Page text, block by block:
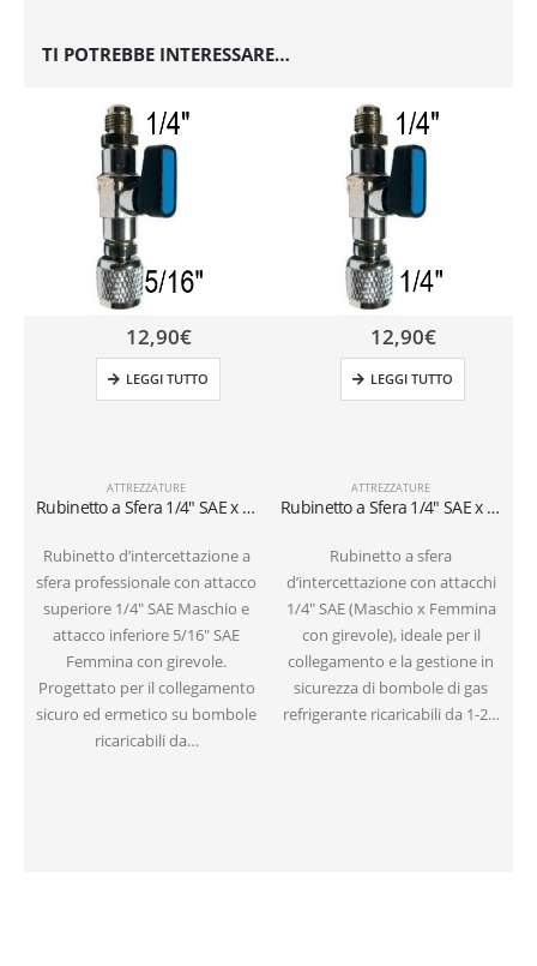
TI POTREBBE INTERESSARE…
ATTREZZATURE
Rubinetto a Sfera 1/4″ SAE x 5/16″ SAE per Bombole Ricaricabili (1-2 kg)
Rubinetto d’intercettazione a
sfera professionale con attacco
superiore 1/4″ SAE Maschio e
attacco inferiore 5/16″ SAE
Femmina con girevole.
Progettato per il collegamento
sicuro ed ermetico su bombole
ricaricabili da…
12,90€
LEGGI TUTTO
ATTREZZATURE
Rubinetto a Sfera 1/4″ SAE x 1/4″ SAE per Bombole Ricaricabili (1-2 kg)
Rubinetto a sfera
d’intercettazione con attacchi
1/4″ SAE (Maschio x Femmina
con girevole), ideale per il
collegamento e la gestione in
sicurezza di bombole di gas
refrigerante ricaricabili da 1-2…
12,90€
LEGGI TUTTO